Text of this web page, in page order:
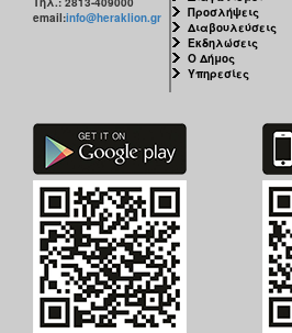
email:info@heraklion.gr
Προσλήψεις
Διαβουλεύσεις
Εκδηλώσεις
Ο Δήμος
Υπηρεσίες